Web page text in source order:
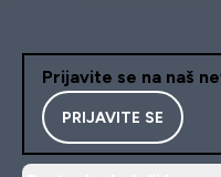
Prijavite se na naš
PRIJAVITE SE